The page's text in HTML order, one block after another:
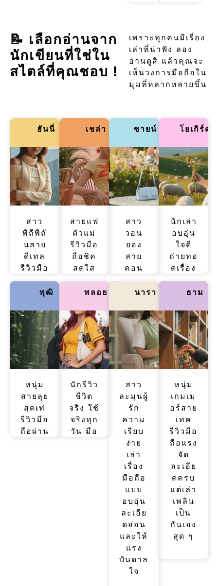
📝 เลือกอ่านจาก
นักเขียนที่ใช่ใน
สไตล์ที่คุณชอบ !
เพราะทุกคนมีเรื่อง
เล่าที่น่าฟัง ลอง
อ่านดูสิ แล้วคุณจะ
เห็นวงการมือถือใน
มุมที่หลากหลายขึ้น
ฮันนี่
สาว
พิถีพิถั
นสาย
ดีเทล
รีวิวมือ
ถือเป๊ะ
หรูหรา
ระบบ
เหมาะ
กับคน
ชอบ
ความ
ครบ
เชล่า
สายแฟ
ตัวแม่
รีวิวมือ
ถือชิค
สดใส
เม้าท์
มันส์
แฟชั่น
จัดเต็ม
มีความ
Y2K
ทันสมัย
ซายน์
สาว
วอน
ยอง
สาย
คอน
เทนต์
เล่า
มือถือ
สนุก
เหมือน
เพื่อน
เม้าท์
แล้ว
เพลิน
สุด
โยเกิร์ต
นักเล่า
อบอุ่น
ใจดี
ถ่ายทอ
ดเรื่อง
มือถือ
เรียบ
เข้าใจ
ง่าย
ฟีล
สบาย
ๆ
คุยกับ
เพื่อน
พุฒิ
หนุ่ม
สายลุย
สุดเท่
รีวิวมือ
ถือผ่าน
พลอย
นักรีวิว
ชีวิต
จริง ใช้
จริงทุก
วัน มือ
นารา
สาว
ละมุนผู้
รัก
ความ
เรียบ
ง่าย
เล่า
เรื่อง
มือถือ
แบบ
อบอุ่น
ละเอีย
ดอ่อน
และให้
แรง
บันดาล
ใจ
ธาม
หนุ่ม
เกมเม
อร์สาย
เทค
รีวิวมือ
ถือแรง
จัด
ละเอีย
ดครบ
แต่เล่า
เพลิน
เป็น
กันเอง
สุด ๆ